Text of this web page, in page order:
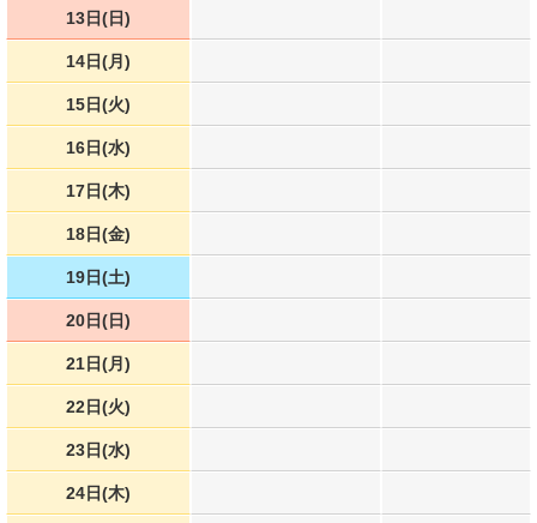
13日(日)
14日(月)
15日(火)
16日(水)
17日(木)
18日(金)
19日(土)
20日(日)
21日(月)
22日(火)
23日(水)
24日(木)